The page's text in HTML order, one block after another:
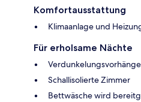
Komfortausstattung
Klimaanlage und
Für erholsame Nächte
Verdunkelungsvorhänge
Schallisolierte Zimmer
Bettwäsche wird